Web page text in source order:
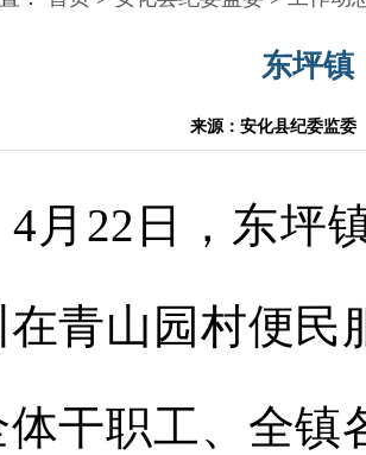
东坪镇
来源：安化县纪委监委
22日，东坪镇
青山园村便民
体干职工、全镇